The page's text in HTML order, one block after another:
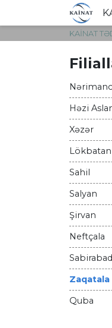
KAİNAT
Həzi
Xəzər
Lökbatan
Sahil
Salyan
Şirvan
Neftçala
Sabirabad
Zaqatala
Quba